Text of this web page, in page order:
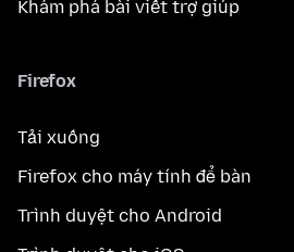
Khám phá bài viết trợ giúp
Firefox
Tải xuống
Firefox cho máy tính để bàn
Trình duyệt cho Android